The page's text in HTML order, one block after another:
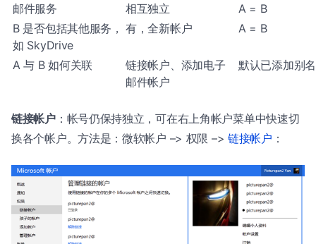
邮件服务
相互独立
A = B
B 是否包括其他服务，
如 SkyDrive
有，全新帐户 A = B
A 与 B 如何关联
链接帐户、添加电子
邮件帐户
默认已添加别名
链接帐户：帐号仍保持独立，可在右上角帐户菜单中快速切
换各个帐户。方法是：微软帐户 –> 权限 –> 链接帐户 ：